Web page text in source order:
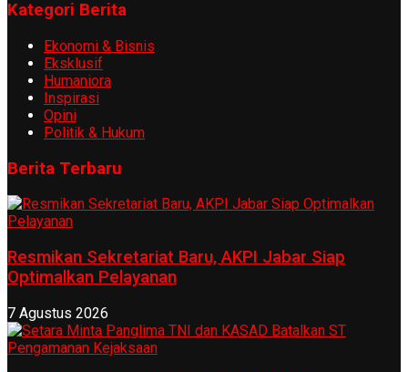
Kategori Berita
Ekonomi & Bisnis
Eksklusif
Humaniora
Inspirasi
Opini
Politik & Hukum
Berita Terbaru
Resmikan Sekretariat Baru, AKPI Jabar Siap
Optimalkan Pelayanan
7 Agustus 2026